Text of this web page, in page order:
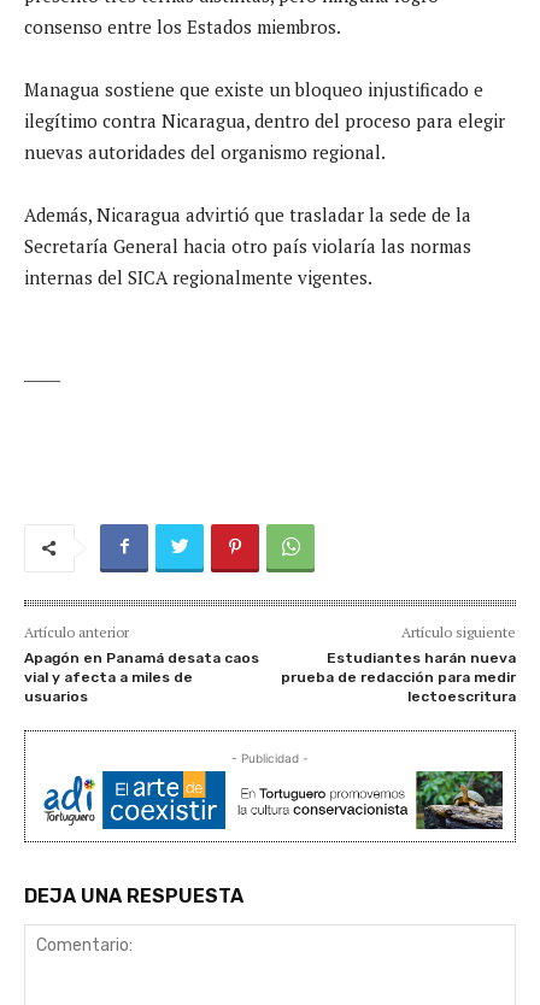
consenso entre los Estados miembros.
Managua sostiene que existe un bloqueo injustificado e
ilegítimo contra Nicaragua, dentro del proceso para elegir
nuevas autoridades del organismo regional.
Además, Nicaragua advirtió que trasladar la sede de la
Secretaría General hacia otro país violaría las normas
internas del SICA regionalmente vigentes.
Artículo anterior
Apagón en Panamá desata caos
vial y afecta a miles de
usuarios
Artículo siguiente
Estudiantes harán nueva
prueba de redacción para medir
lectoescritura
- Publicidad -
DEJA UNA RESPUESTA